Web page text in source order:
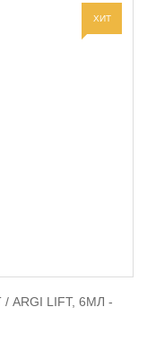
ХИТ
ARGI LIFT, 6МЛ -